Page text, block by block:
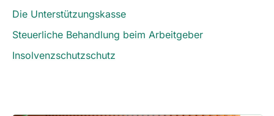
Die Unterstützungskasse
Steuerliche Behandlung beim Arbeitgeber
Insolvenzschutzschutz